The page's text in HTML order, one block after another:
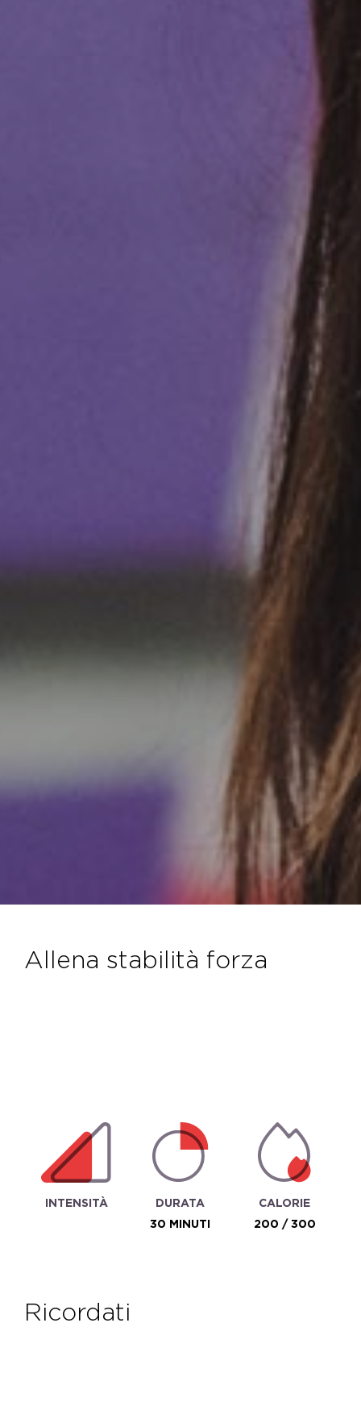
allena stabilità forza
INTENSITÀ
DURATA
30 MINUTI
CALORIE
200 / 300
ricordati